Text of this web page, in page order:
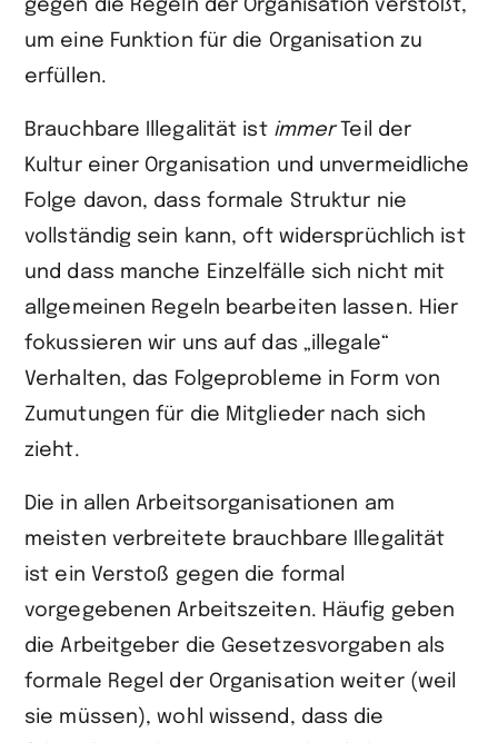
gegen die Regeln der Organisation verstößt,
um eine Funktion für die Organisation zu
erfüllen.
Brauchbare Illegalität ist immerTeil der
Kultur einer Organisation und unvermeidliche
Folge davon, dass formale Struktur nie
vollständig sein kann, oft widersprüchlich ist
und dass manche Einzelfälle sich nicht mit
allgemeinen Regeln bearbeiten lassen. Hier
fokussieren wir uns auf das „illegale“
Verhalten, das Folgeprobleme in Form von
Zumutungen für die Mitglieder nach sich
zieht.
Die in allen Arbeitsorganisationen am
meisten verbreitete brauchbare Illegalität
ist ein Verstoß gegen die formal
vorgegebenen Arbeitszeiten. Häufig geben
die Arbeitgeber die Gesetzesvorgaben als
formale Regel der Organisation weiter (weil
sie müssen), wohl wissend, dass die